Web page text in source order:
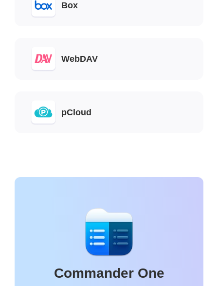
Box
WebDAV
pCloud
Commander One